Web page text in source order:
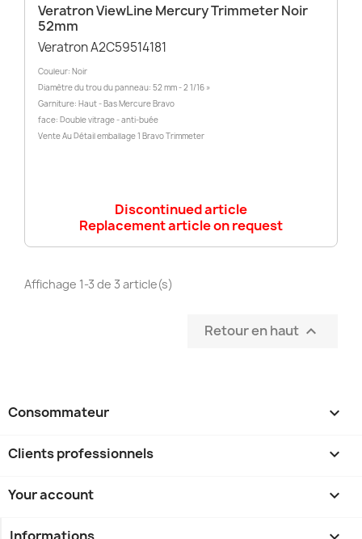
Veratron ViewLine Mercury Trimmeter Noir
52mm
Veratron A2C59514181
Couleur: Noir
Diamètre du trou du panneau: 52 mm - 2 1/16 »
Garniture: Haut - Bas Mercure Bravo
face: Double vitrage - anti-buée
Vente Au Détail emballage 1 Bravo Trimmeter
Discontinued article
Replacement article on request
Affichage 1-3 de 3 article(s)
Retour en haut 
Consommateur 
Clients professionnels 
Your account 
Informations